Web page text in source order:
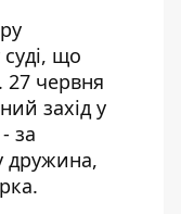
що
червня
захід у
за
дружина,